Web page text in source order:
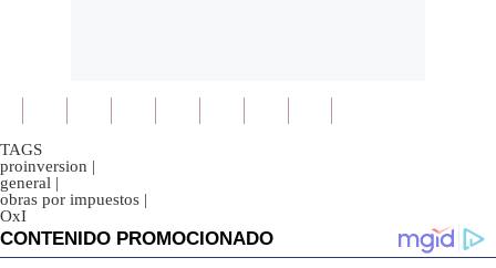
TAGS
proinversion |
general |
obras por impuestos |
OxI